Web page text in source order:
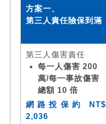
方案一、
第三人責任險保到滿
第三人傷害責任
每一人傷害 200
萬/每一事故傷害
總額 10 倍
網路投保約 NT$
2,036